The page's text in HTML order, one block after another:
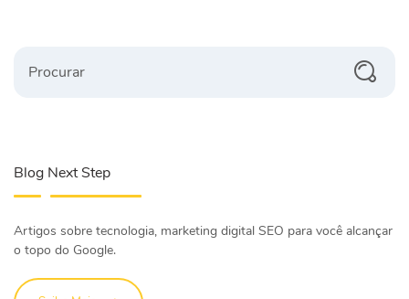
Blog Next Step
Artigos sobre tecnologia, marketing digital SEO para você alcançar
o topo do Google.